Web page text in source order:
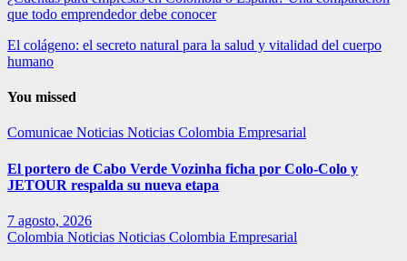
que todo emprendedor debe conocer
El colágeno: el secreto natural para la salud y vitalidad del cuerpo
humano
You missed
Comunicae Noticias Noticias Colombia Empresarial
El portero de Cabo Verde Vozinha ficha por Colo-Colo y
JETOUR respalda su nueva etapa
7 agosto, 2026
Colombia Noticias Noticias Colombia Empresarial